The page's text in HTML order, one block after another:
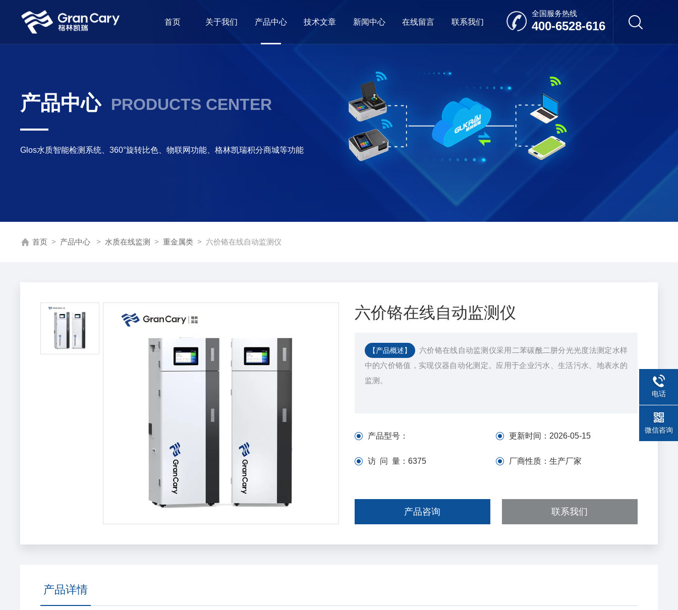
首页 关于我们 产品中心 技术文章 新闻中心 在线留言 联系我们
全国服务热线
400-6528-616
产品中心 PRODUCTS CENTER
Glos水质智能检测系统、360°旋转比色、物联网功能、格林凯瑞积分商城等功能
首页 > 产品中心 > 水质在线监测 > 重金属类 > 六价铬在线自动监测仪
六价铬在线自动监测仪
【产品概述】
六价铬在线自动监测仪采用二苯碳酰二肼分光光度法测定水样
中的六价铬值，实现仪器自动化测定。应用于企业污水、生活污水、地表水的
监测。
产品型号： 更新时间： 2026-05-15
访 问 量： 6375 厂商性质：生产厂家
产品咨询 联系我们
产品详情
电话
微信咨询